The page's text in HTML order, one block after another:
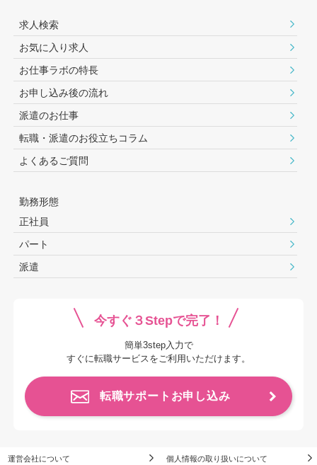
求人検索
お気に入り求人
お仕事ラボの特長
お申し込み後の流れ
派遣のお仕事
転職・派遣のお役⽴ちコラム
よくあるご質問
勤務形態
正社員
パート
派遣
今すぐ３Stepで完了！
簡単3step入力で
すぐに転職サービスをご利用いただけます。
転職サポートお申し込み
運営会社について 個人情報の取り扱いについて